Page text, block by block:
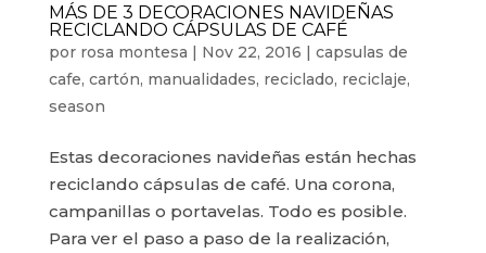
MÁS DE 3 DECORACIONES NAVIDEÑAS
RECICLANDO CÁPSULAS DE CAFÉ
por rosa montesa | Nov 22, 2016 | capsulas de
cafe, cartón, manualidades, reciclado, reciclaje,
season
Estas decoraciones navideñas están hechas
reciclando cápsulas de café. Una corona,
campanillas o portavelas. Todo es posible.
Para ver el paso a paso de la realización,